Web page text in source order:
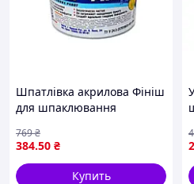
Шпатлівка акрилова Фініш
для шпаклювання
високою всмоктуючою
здатністю 3,5кг
384.50 ₴
769₴
Купить